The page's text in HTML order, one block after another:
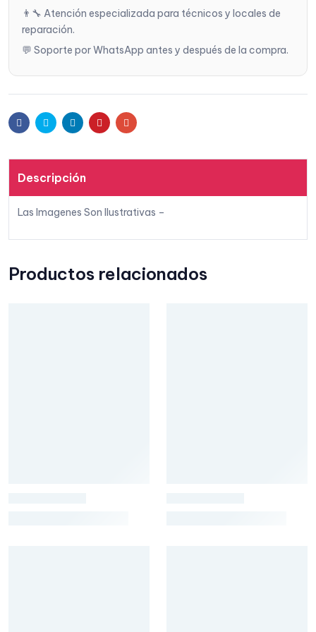
👨‍🔧 Atención especializada para técnicos y locales de
reparación.
💬 Soporte por WhatsApp antes y después de la compra.
FacebookTwitter LinkedinPinterestEmail
Descripción
Las Imagenes Son Ilustrativas –
Productos relacionados